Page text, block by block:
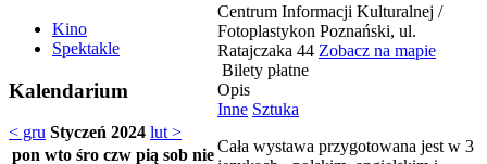
Kino
Spektakle
Kalendarium
< gru Styczeń 2024 lut >
pon wto śro czw pią sob nie
Centrum Informacji Kulturalnej /
Fotoplastykon Poznański, ul.
Ratajczaka 44 Zobacz na mapie
Bilety płatne
Opis
Inne Sztuka
Cała wystawa przygotowana jest w 3